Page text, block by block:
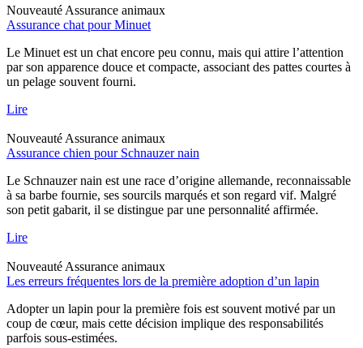
Nouveauté Assurance animaux
Assurance chat pour Minuet
Le Minuet est un chat encore peu connu, mais qui attire l’attention
par son apparence douce et compacte, associant des pattes courtes à
un pelage souvent fourni.
Lire
Nouveauté Assurance animaux
Assurance chien pour Schnauzer nain
Le Schnauzer nain est une race d’origine allemande, reconnaissable
à sa barbe fournie, ses sourcils marqués et son regard vif. Malgré
son petit gabarit, il se distingue par une personnalité affirmée.
Lire
Nouveauté Assurance animaux
Les erreurs fréquentes lors de la première adoption d’un lapin
Adopter un lapin pour la première fois est souvent motivé par un
coup de cœur, mais cette décision implique des responsabilités
parfois sous-estimées.